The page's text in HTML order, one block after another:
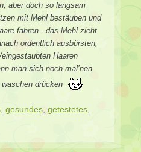
aber doch so langsam
mit Mehl bestäuben und
fahren.. das Mehl zieht
ordentlich ausbürsten,
Haaren
man sich noch mal’nen
drücken
, gesundes, getestetes,